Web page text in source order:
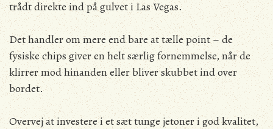
trådt direkte ind på gulvet i Las Vegas.
Det handler om mere end bare at tælle point – de
fysiske chips giver en helt særlig fornemmelse, når de
klirrer mod hinanden eller bliver skubbet ind over
bordet.
Overvej at investere i et sæt tunge jetoner i god kvalitet,